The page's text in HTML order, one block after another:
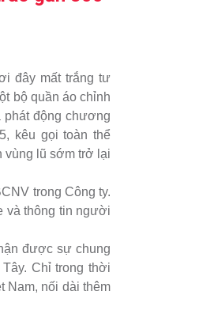
đây mất trắng tư
bộ quần áo chỉnh
phát động chương
kêu gọi toàn thể
vùng lũ sớm trở lại
trong Công ty.
và thông tin người
được sự chung
Chỉ trong thời
Nam, nối dài thêm